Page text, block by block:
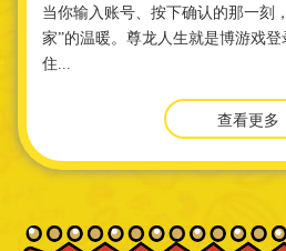
当你输入账号、按下确认的那一刻
家”的温暖。尊龙人生就是博游戏
住...
查看更多